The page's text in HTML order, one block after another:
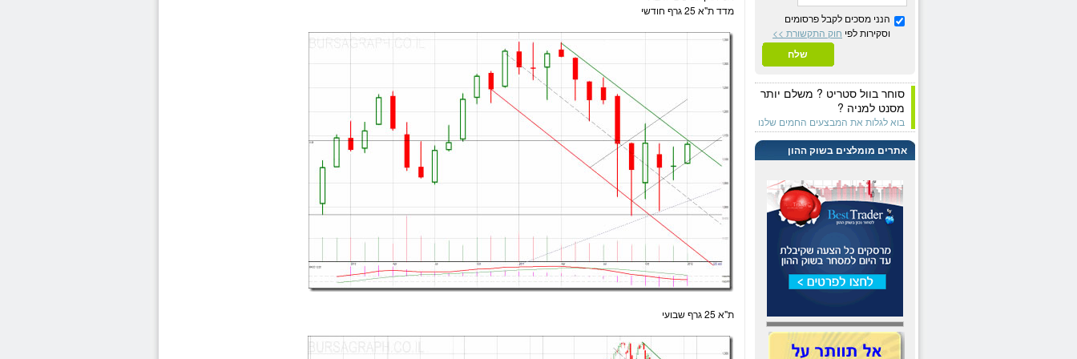
מדד ת"א 25
גרף חודשי
ת"א 25 גרף שבועי
הנני מסכים לקבל פרסומים
וסקירות לפי חוק התקשורת >>
שלח
סוחר בוול סטריט ? משלם יותר
מסנט למניה ?
בוא לגלות את המבצעים החמים שלנו
אתרים מומלצים בשוק ההון